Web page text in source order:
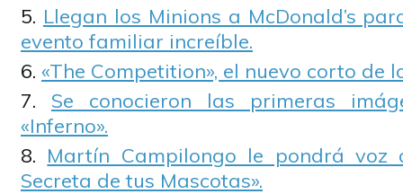
Llegan los Minions a McDonald’s
evento familiar increíble.
«The Competition», el nuevo corto de
Se conocieron las primeras
«Inferno».
Martín Campilongo le pondrá voz
Secreta de tus Mascotas».